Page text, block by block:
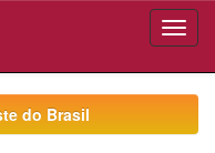
do Brasil